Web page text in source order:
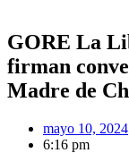
GORE La
firman
Madre de
mayo 10, 2024
6:16 pm